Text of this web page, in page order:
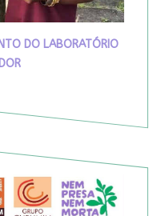
DO LABORATÓRIO